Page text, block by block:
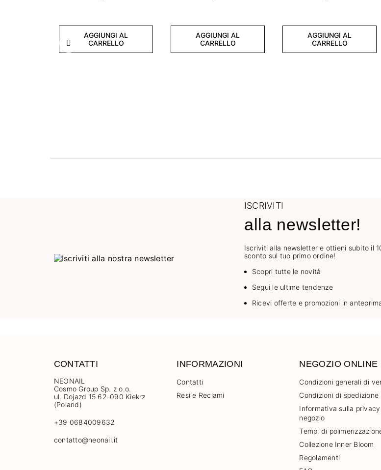
Precedente
AGGIUNGI AL
CARRELLO
AGGIUNGI AL
CARRELLO
AGGIUNGI AL
CARRELLO
ISCRIVITI
alla newsletter!
Iscriviti alla newsletter e ottieni subito il
sconto sul tuo primo ordine!
Scopri tutte le novità
Segui le ultime tendenze
Ricevi offerte e promozioni in
CONTATTI
NEONAIL
Cosmo Group Sp. z o.o.
ul. Dojazd 15 62-090 Kiekrz
(Poland)
+39 0684009632
contatto@neonail.it
INFORMAZIONI
Contatti
Resi e Reclami
NEGOZIO ONLINE
Condizioni generali di
Condizioni di spedizione
Informativa sulla
negozio
Tempi di
Collezione Inner Bloom
Regolamenti